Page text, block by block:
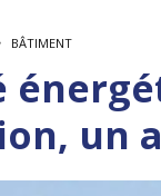
BÂTIMENT
un